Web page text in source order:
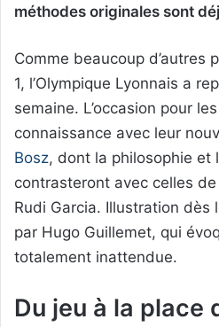
méthodes originales sont
Comme beaucoup d’autres
1, l’Olympique Lyonnais a
semaine. L’occasion pour
connaissance avec leur
Bosz, dont la philosophie et
contrasteront avec celles
Rudi Garcia. Illustration dès
par Hugo Guillemet, qui
totalement inattendue.
Du jeu à la place